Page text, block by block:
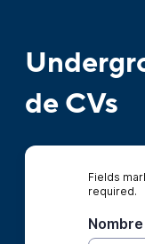
de CVs
Fields
required.
Nombre